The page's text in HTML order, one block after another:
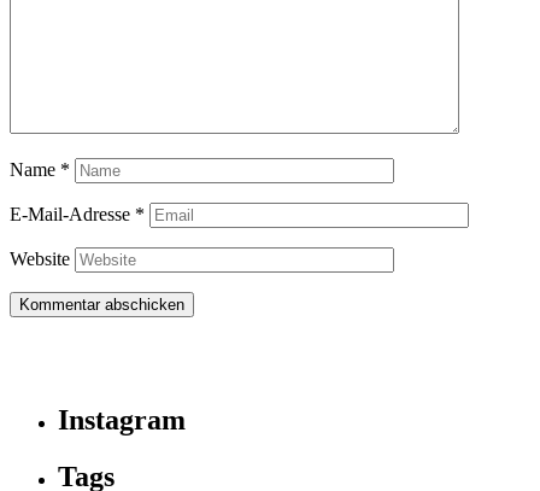
Name *
E-Mail-Adresse *
Website
Instagram
Tags